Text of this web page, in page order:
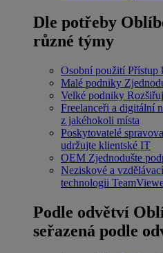
Dle potřeby
různé týmy
Osobní použití Přístup
Malé podniky
Velké podniky
Freelanceři a digitální
z jakéhokoli místa
Poskytovatelé
udržujte klientské IT
OEM Zjednodušte
Neziskové a
technologii
Podle odvětví
seřazená podle